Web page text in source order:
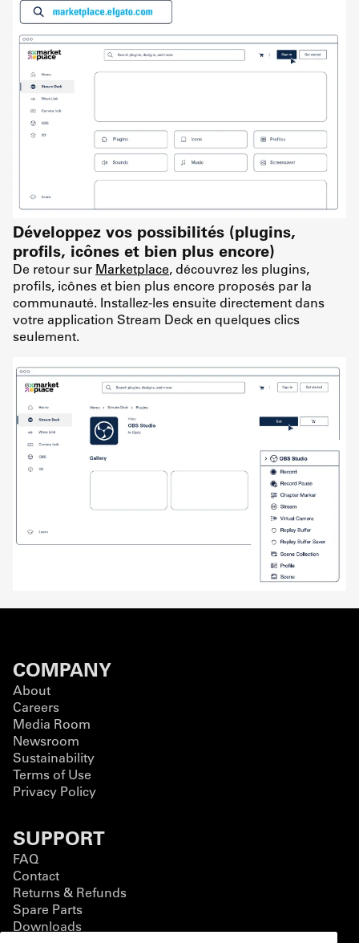
Développez vos possibilités (plugins,
profils, icônes et bien plus encore)
De retour sur Marketplace, découvrez les plugins,
profils, icônes et bien plus encore proposés par la
communauté. Installez-les ensuite directement dans
votre application Stream Deck en quelques clics
seulement.
COMPANY
About
Careers
Media Room
Newsroom
Sustainability
Terms of Use
Privacy Policy
SUPPORT
FAQ
Contact
Returns & Refunds
Spare Parts
Downloads